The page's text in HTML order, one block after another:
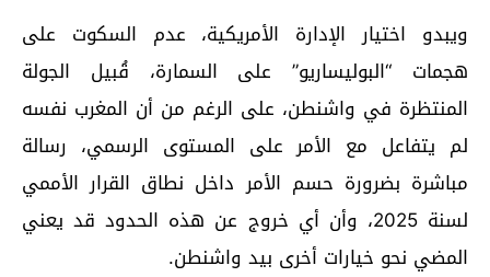
ويبدو اختيار الإدارة الأمريكية، عدم السكوت على
هجمات “البوليساريو” على السمارة، قُبيل الجولة
المنتظرة في واشنطن، على الرغم من أن المغرب نفسه
لم يتفاعل مع الأمر على المستوى الرسمي، رسالة
مباشرة بضرورة حسم الأمر داخل نطاق القرار الأممي
لسنة 2025، وأن أي خروج عن هذه الحدود قد يعني
المضي نحو خيارات أخرى بيد واشنطن.